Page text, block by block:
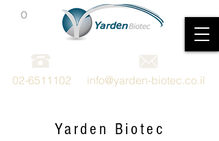
02-6511102 info@yarden-biotec.co.il
0
Yarden Biotec